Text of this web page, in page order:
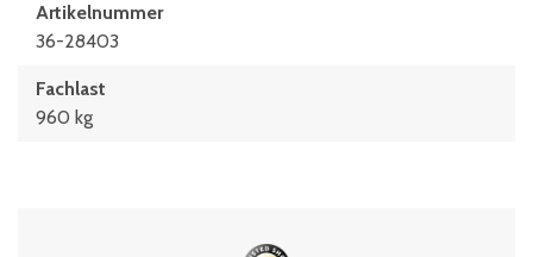
Artikelnummer
36-28403
Fachlast
960 kg